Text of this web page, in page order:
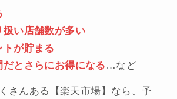
扱い店舗数が多い
トが貯まる
だとさらにお得になる …など
さんある【楽天市場】なら、予